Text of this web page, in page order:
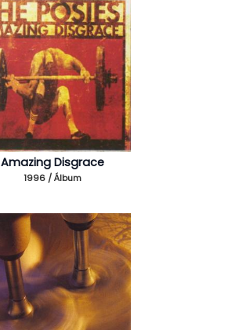
Amazing Disgrace
1996 / Álbum